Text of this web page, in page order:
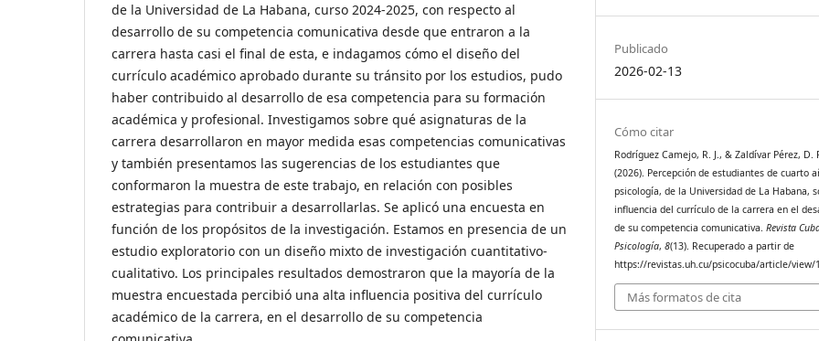
de la Universidad de La Habana, curso 2024-2025, con respecto al
desarrollo de su competencia comunicativa desde que entraron a la
carrera hasta casi el final de esta, e indagamos cómo el diseño del
currículo académico aprobado durante su tránsito por los estudios, pudo
haber contribuido al desarrollo de esa competencia para su formación
académica y profesional. Investigamos sobre qué asignaturas de la
carrera desarrollaron en mayor medida esas competencias comunicativas
y también presentamos las sugerencias de los estudiantes que
conformaron la muestra de este trabajo, en relación con posibles
estrategias para contribuir a desarrollarlas. Se aplicó una encuesta en
función de los propósitos de la investigación. Estamos en presencia de un
estudio exploratorio con un diseño mixto de investigación cuantitativo-
cualitativo. Los principales resultados demostraron que la mayoría de la
muestra encuestada percibió una alta influencia positiva del currículo
académico de la carrera, en el desarrollo de su competencia
Publicado
2026-02-13
Cómo citar
Rodríguez Camejo, R. J., & Zaldívar Pérez, D.
(2026). Percepción de estudiantes de cuarto
psicología, de la Universidad de La Habana,
influencia del currículo de la carrera en el
de su competencia comunicativa.Revista
Psicología,8(13). Recuperado a partir de
https://revistas.uh.cu/psicocuba/article/view/
Más formatos de cita